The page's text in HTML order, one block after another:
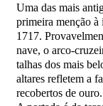
Uma das mais
primeira menção à
1717.
nave, o arco-
talhas dos mais
altares refletem a
recobertos de